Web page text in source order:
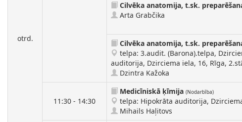
otrd.
Cilvēka anatomija, t.sk.
Arta Grabčika
Cilvēka anatomija, t.sk.
telpa: 3.audit. (Barona).telpa,
auditorija, Dzirciema iela, 16, Rīga,
Dzintra Kažoka
11:30 - 14:30
Medicīniskā ķīmija (Nodarbība)
telpa: Hipokrāta auditorija,
Mihails Haļitovs